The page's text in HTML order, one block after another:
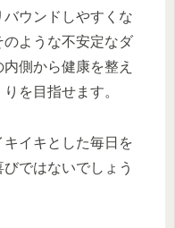
ウンドしやすくな
のような不安定なダ
側から健康を整え
を目指せます。
イキとした毎日を
ではないでしょう